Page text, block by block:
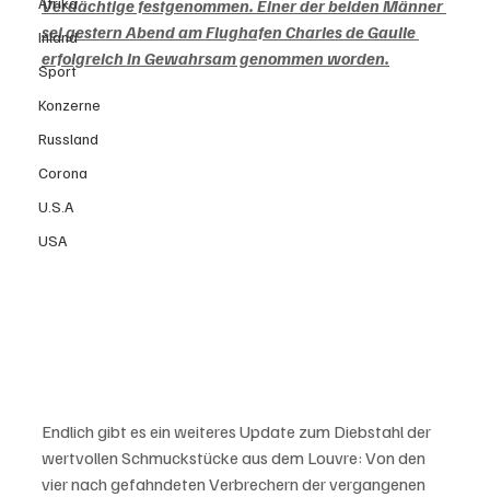
Inland
Sport
Konzerne
Russland
Corona
U.S.A
USA
Verdächtige festgenommen. Einer der beiden Männer
sei gestern Abend am Flughafen Charles de Gaulle
erfolgreich in Gewahrsam genommen worden.
Endlich gibt es ein weiteres Update zum Diebstahl der
wertvollen Schmuckstücke aus dem Louvre: Von den
vier nach gefahndeten Verbrechern der vergangenen